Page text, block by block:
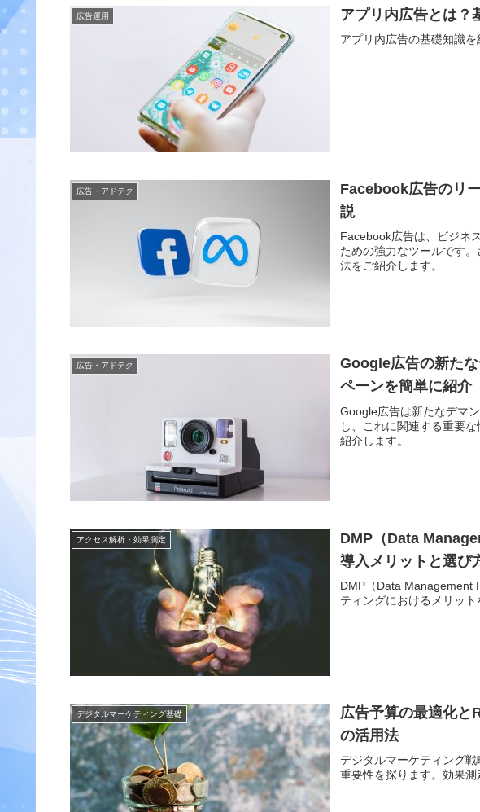
広告運用 アプリ内広告とは？
アプリ内広告の基礎知識を
広告・アドテク
Facebook広告のリ
説
Facebook広告は、ビジネ
ための強力なツールです
法をご紹介します。
広告・アドテク
Google広告の新た
ペーンを簡単に紹介
Google広告は新たなデマ
し、これに関連する重要
紹介します。
アクセス解析・効果測定
DMP（Data
導入メリットと選び
DMP（Data Management
ティングにおけるメリット
デジタルマーケティング基礎
広告予算の最適化と
の活用法
デジタルマーケティング
重要性を探ります。効果測